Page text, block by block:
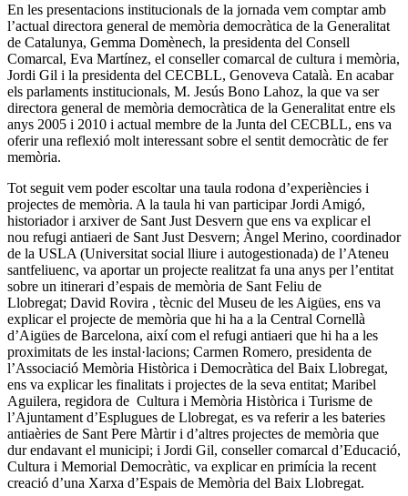
En les presentacions institucionals de la jornada vem comptar amb
l’actual directora general de memòria democràtica de la Generalitat
de Catalunya, Gemma Domènech, la presidenta del Consell
Comarcal, Eva Martínez, el conseller comarcal de cultura i memòria,
Jordi Gil i la presidenta del CECBLL, Genoveva Català. En acabar
els parlaments institucionals, M. Jesús Bono Lahoz, la que va ser
directora general de memòria democràtica de la Generalitat entre els
anys 2005 i 2010 i actual membre de la Junta del CECBLL, ens va
oferir una reflexió molt interessant sobre el sentit democràtic de fer
memòria.
Tot seguit vem poder escoltar una taula rodona d’experiències i
projectes de memòria. A la taula hi van participar Jordi Amigó,
historiador i arxiver de Sant Just Desvern que ens va explicar el
nou refugi antiaeri de Sant Just Desvern; Àngel Merino, coordinador
de la USLA (Universitat social lliure i autogestionada) de l’Ateneu
santfeliuenc, va aportar un projecte realitzat fa una anys per l’entitat
sobre un itinerari d’espais de memòria de Sant Feliu de
Llobregat; David Rovira , tècnic del Museu de les Aigües, ens va
explicar el projecte de memòria que hi ha a la Central Cornellà
d’Aigües de Barcelona, així com el refugi antiaeri que hi ha a les
proximitats de les instal·lacions; Carmen Romero, presidenta de
l’Associació Memòria Històrica i Democràtica del Baix Llobregat,
ens va explicar les finalitats i projectes de la seva entitat; Maribel
Aguilera, regidora de Cultura i Memòria Històrica i Turisme de
l’Ajuntament d’Esplugues de Llobregat, es va referir a les bateries
antiaèries de Sant Pere Màrtir i d’altres projectes de memòria que
dur endavant el municipi; i Jordi Gil, conseller comarcal d’Educació,
Cultura i Memorial Democràtic, va explicar en primícia la recent
creació d’una Xarxa d’Espais de Memòria del Baix Llobregat.